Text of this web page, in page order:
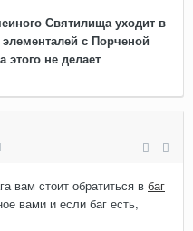
Святилища уходит в
с Порченой
не делает
вам стоит обратиться в баг
вами и если баг есть,